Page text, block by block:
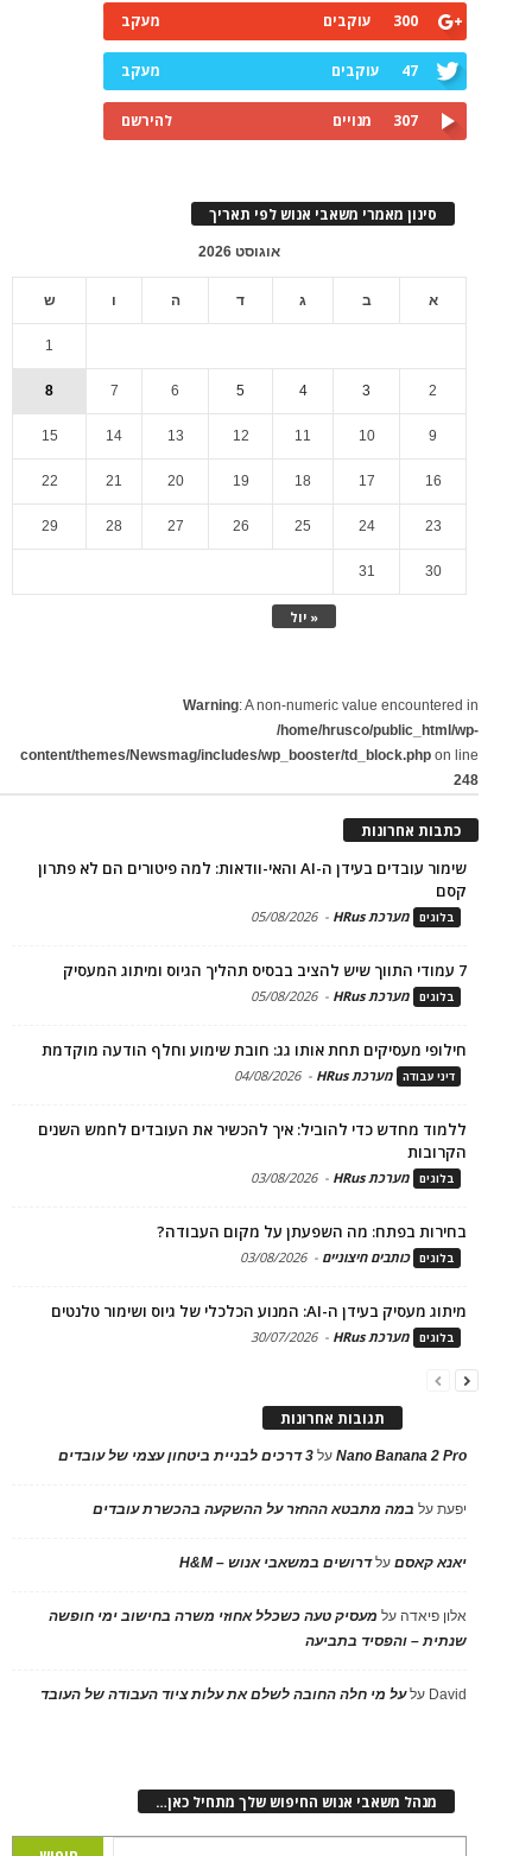
300 עוקבים מעקב
47 עוקבים מעקב
307 מנויים להירשם
סינון מאמרי משאבי אנוש לפי תאריך
אוגוסט 2026
א ב ג ד ה ו ש
« יול
1
2
3
4
5
6
7
8
9
10
11
12
13
14
15
16
17
18
19
20
21
22
23
24
25
26
27
28
29
30
31
Warning: A non-numeric value encountered in
/home/hrusco/public_html/wp-
content/themes/Newsmag/includes/wp_booster/td_block.php on line
248
כתבות אחרונות
שימור עובדים בעידן ה-AI והאי-וודאות: למה פיטורים הם לא פתרון
קסם
בלוגים מערכת HRus -
05/08/2026
7 עמודי התווך שיש להציב בבסיס תהליך הגיוס ומיתוג המעסיק
בלוגים מערכת HRus -
05/08/2026
חילופי מעסיקים תחת אותו גג: חובת שימוע וחלף הודעה מוקדמת
דיני עבודה מערכת HRus -
04/08/2026
ללמוד מחדש כדי להוביל: איך להכשיר את העובדים לחמש השנים
הקרובות
בלוגים מערכת HRus -
03/08/2026
בחירות בפתח: מה השפעתן על מקום העבודה?
בלוגים כותבים חיצוניים -
03/08/2026
מיתוג מעסיק בעידן ה-AI: המנוע הכלכלי של גיוס ושימור טלנטים
בלוגים מערכת HRus -
30/07/2026
תגובות אחרונות
Nano Banana 2 Proעל 3 דרכים לבניית ביטחון עצמי של עובדים
יפעתעל במה מתבטא ההחזר על ההשקעה בהכשרת עובדים
יאנא קאסםעלדרושים במשאבי אנוש – H&M
אלון פיאדה על מעסיק טעה כשכלל אחוזי משרה בחישוב ימי חופשה
שנתית – והפסיד בתביעה
David עלעל מי חלה החובה לשלם את עלות ציוד העבודה של העובד
מנהל משאבי אנוש החיפוש שלך מתחיל כאן…